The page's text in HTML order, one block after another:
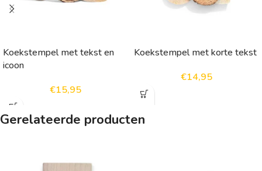
Koekstempel met tekst en
icoon
€15,95
Koekstempel met korte tekst
€14,95
Gerelateerde producten